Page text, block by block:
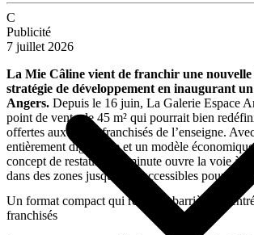
C
Publicité
7 juillet 2026
La Mie Câline vient de franchir une nouvelle
stratégie de développement en inaugurant
Angers. Depuis le 16 juin, La Galerie Espace
point de vente de 45 m² qui pourrait bien
offertes aux futurs franchisés de l’enseigne.
entièrement digitalisée et un modèle
concept de restauration minute ouvre la voie à
dans des zones jusqu’ici inaccessibles pour
Un format compact qui réduit la barrière à
franchisés